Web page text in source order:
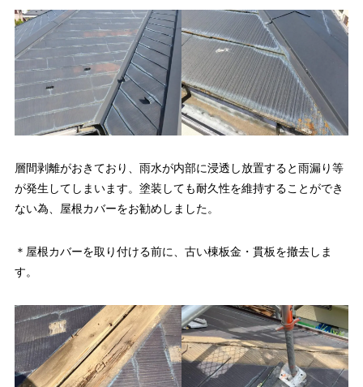
層間剥離がおきており、雨水が内部に浸透し放置すると雨漏り等
が発生してしまいます。塗装しても耐久性を維持することができ
ない為、屋根カバーをお勧めしました。
＊屋根カバーを取り付ける前に、古い棟板金・貫板を撤去しま
す。